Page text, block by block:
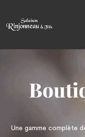
Une gamme complète